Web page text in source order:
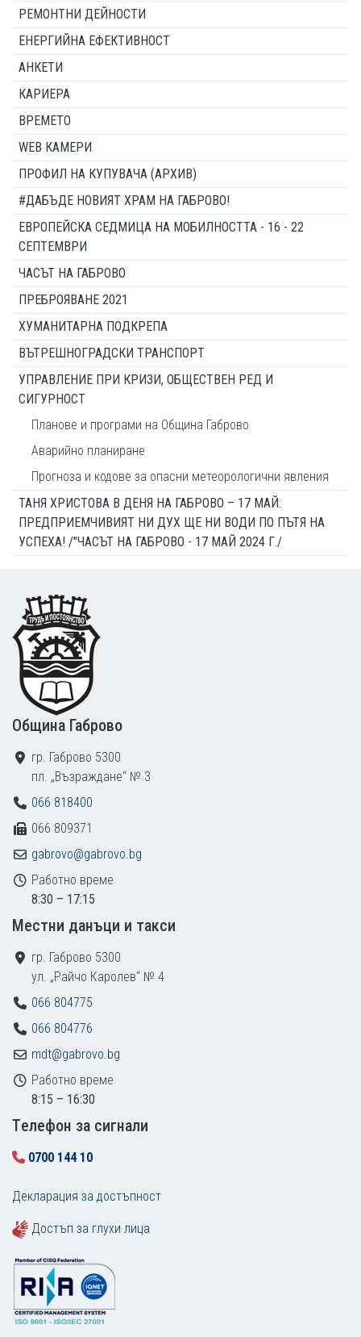
РЕМОНТНИ ДЕЙНОСТИ
ЕНЕРГИЙНА ЕФЕКТИВНОСТ
АНКЕТИ
КАРИЕРА
ВРЕМЕТО
WEB КАМЕРИ
ПРОФИЛ НА КУПУВАЧА (АРХИВ)
#ДАБЪДЕ НОВИЯТ ХРАМ НА ГАБРОВО!
ЕВРОПЕЙСКА СЕДМИЦА НА МОБИЛНОСТТА - 16 - 22
СЕПТЕМВРИ
ЧАСЪТ НА ГАБРОВО
ПРЕБРОЯВАНЕ 2021
ХУМАНИТАРНА ПОДКРЕПА
ВЪТРЕШНОГРАДСКИ ТРАНСПОРТ
УПРАВЛЕНИЕ ПРИ КРИЗИ, ОБЩЕСТВЕН РЕД И
СИГУРНОСТ
Планове и програми на Община Габрово
Аварийно планиране
Прогноза и кодове за опасни метеорологични явления
ТАНЯ ХРИСТОВА В ДЕНЯ НА ГАБРОВО – 17 МАЙ:
ПРЕДПРИЕМЧИВИЯТ НИ ДУХ ЩЕ НИ ВОДИ ПО ПЪТЯ НА
УСПЕХА! /"ЧАСЪТ НА ГАБРОВО - 17 МАЙ 2024 Г./
Footer
Община Габрово
гр. Габрово 5300
пл. „Възраждане“ № 3
066 818400
066 809371
gabrovo@gabrovo.bg
Работно време
8:30 – 17:15
Местни данъци и такси
гр. Габрово 5300
ул. „Райчо Каролев“ № 4
066 804775
066 804776
mdt@gabrovo.bg
Работно време
8:15 – 16:30
Tелефон за сигнали
0700 144 10
Декларация за достъпност
Достъп за глухи лица